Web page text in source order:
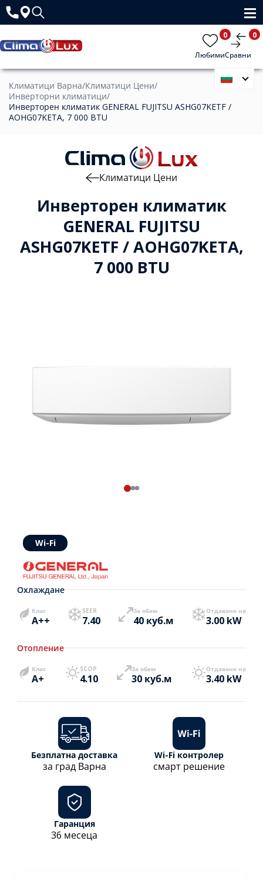
Любими
0
Сравни
0
Климатици Варна/Климатици Цени/
Инверторни климатици/
Инверторен климатик GENERAL FUJITSU ASHG07KETF /
AOHG07KETA, 7 000 BTU
Инверторен климатик
GENERAL FUJITSU
ASHG07KETF / AOHG07KETA,
7 000 BTU
Климатици Цени
Wi-Fi
Охлаждане
Клас
A++
SEER
7.40
За обем
40 куб.м
Отдаване на
3.00 kW
Отопление
Клас
A+
SCOP
4.10
За обем
30 куб.м
Отдаване на
3.40 kW
Безплатна доставка
за град Варна
Wi-Fi контролер
смарт решение
Гаранция
36 месеца